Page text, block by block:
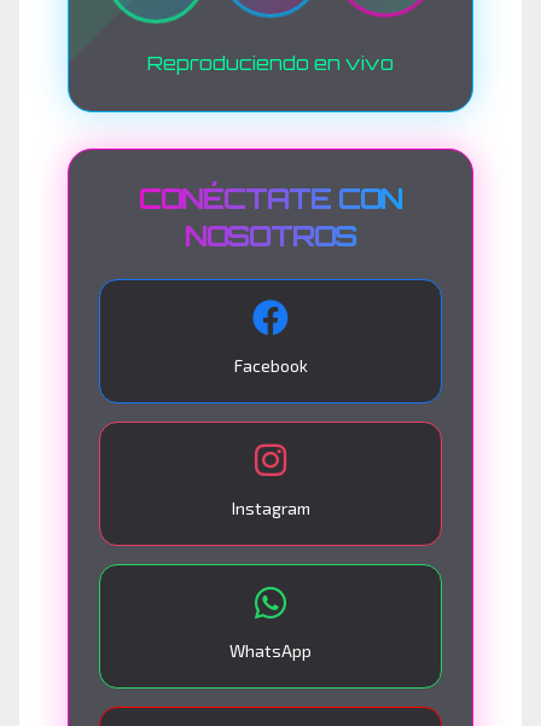
Reproduciendo en vivo
CONÉCTATE CON
NOSOTROS
Facebook
Instagram
WhatsApp